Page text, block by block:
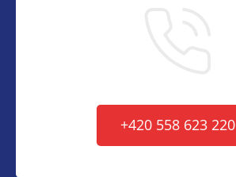
+420 558 623 220